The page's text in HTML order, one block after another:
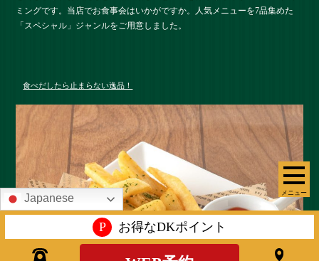
メニュー
ミングです。当店でお食事会はいかがですか。人気メニューを7品集めた
「スペシャル」ジャンルをご用意しました。
食べだしたら止まらない逸品！
Japanese
P お得なDKポイント